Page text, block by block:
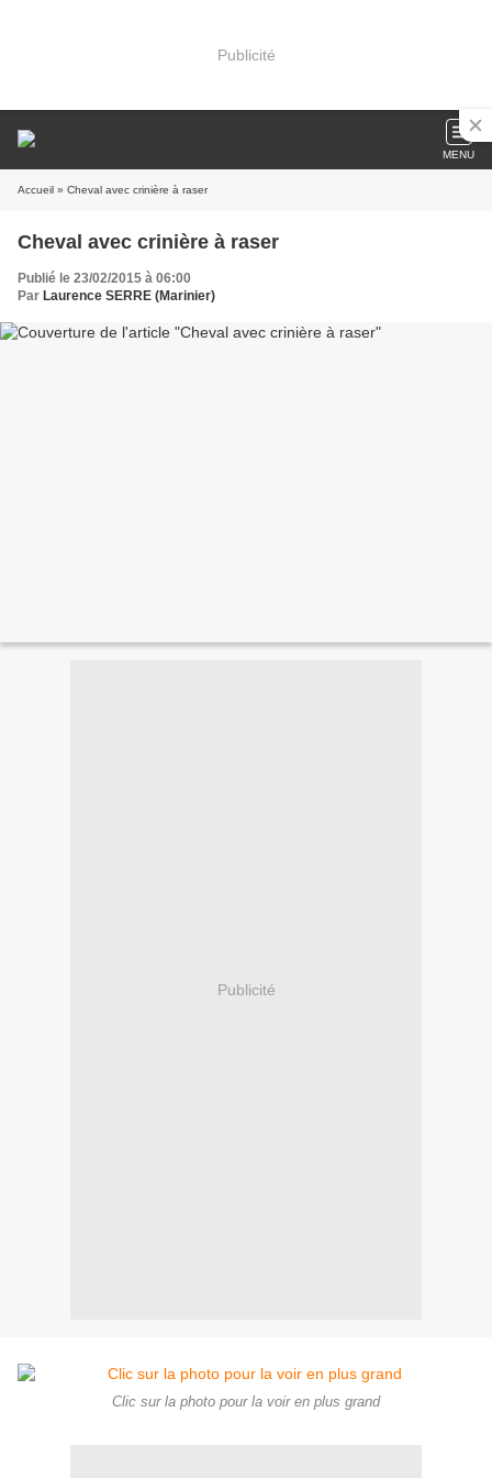
Publicité
MENU
Accueil » Cheval avec crinière à raser
Cheval avec crinière à raser
Publié le 23/02/2015 à 06:00
Par Laurence SERRE (Marinier)
Publicité
Clic sur la photo pour la voir en plus grand